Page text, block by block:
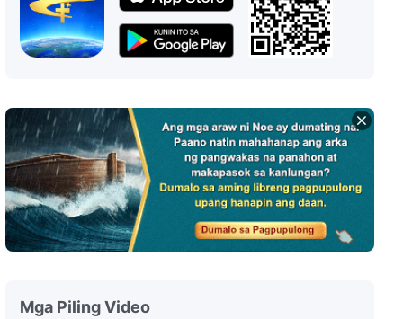
Tagalog Testimony Videos, Ep.
912: Mga Pagninilay Matapos
43:27
Tagalog Testimony Videos, Ep.
911: Bakit Hindi Ako Naglakas-
loob na Tukuyin ang mga
Problema ng Ibang Tao
Tagalog Testimony Videos, Ep.
909: Napakahalaga ng mga
Tamang Intensiyon sa Paggawa
Mga Piling Video